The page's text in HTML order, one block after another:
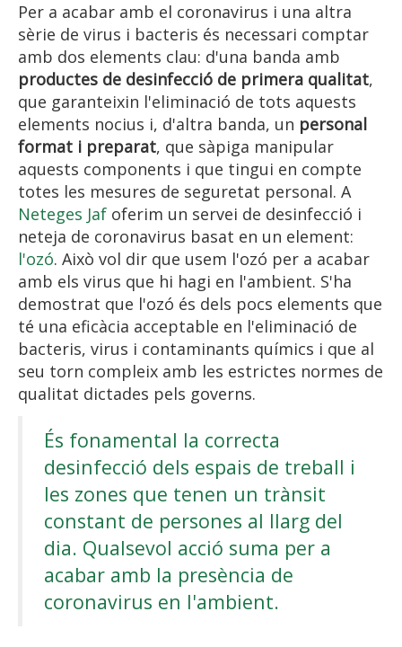
Per a acabar amb el coronavirus i una altra
sèrie de virus i bacteris és necessari comptar
amb dos elements clau: d'una banda amb
productes de desinfecció de primera qualitat,
que garanteixin l'eliminació de tots aquests
elements nocius i, d'altra banda, un personal
format i preparat, que sàpiga manipular
aquests components i que tingui en compte
totes les mesures de seguretat personal. A
Neteges Jaf oferim un servei de desinfecció i
neteja de coronavirus basat en un element:
l'ozó. Això vol dir que usem l'ozó per a acabar
amb els virus que hi hagi en l'ambient. S'ha
demostrat que l'ozó és dels pocs elements que
té una eficàcia acceptable en l'eliminació de
bacteris, virus i contaminants químics i que al
seu torn compleix amb les estrictes normes de
qualitat dictades pels governs.
És fonamental la correcta
desinfecció dels espais de treball i
les zones que tenen un trànsit
constant de persones al llarg del
dia. Qualsevol acció suma per a
acabar amb la presència de
coronavirus en l'ambient.